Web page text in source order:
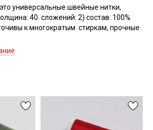
универсальные швейные нитки,
40. сложений: 2) состав: 100%
к многократым стиркам, прочные
цвета — наш менеджер подберет для
вашего монитора.
Подписаться
на обработку персональных
получение рекламных и
рассылок